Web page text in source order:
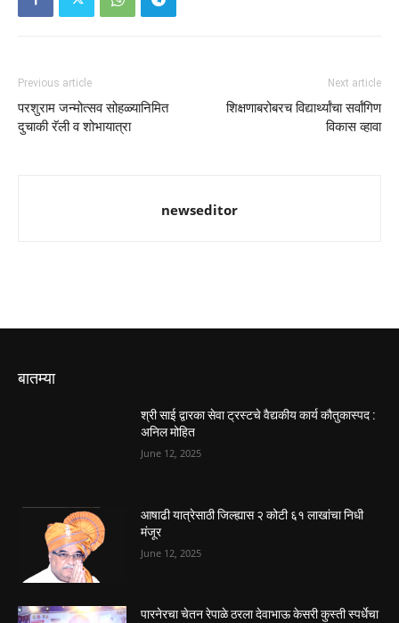
Previous article
परशुराम जन्मोत्सव सोहळ्यानिमित
दुचाकी रॅली व शोभायात्रा
Next article
शिक्षणाबरोबरच विद्यार्थ्यांचा सर्वांगिण
विकास व्हावा
newseditor
बातम्या
श्री साई द्वारका सेवा ट्रस्टचे वैद्यकीय कार्य कौतुकास्पद :
अनिल मोहित
June 12, 2025
आषाढी यात्रेसाठी जिल्ह्यास २ कोटी ६१ लाखांचा निधी
मंजूर
June 12, 2025
पारनेरचा चेतन रेपाळे ठरला देवाभाऊ केसरी कुस्ती स्पर्धेचा